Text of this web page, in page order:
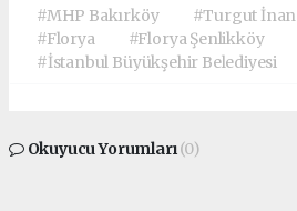
#MHP Bakırköy #Turgut İnan
#Florya
#Florya Şenlikköy
#İstanbul Büyükşehir Belediyesi
Okuyucu Yorumları(0)